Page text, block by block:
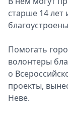
старше 14 лет
Помогать
волонтеры
о
проекты,
Неве.